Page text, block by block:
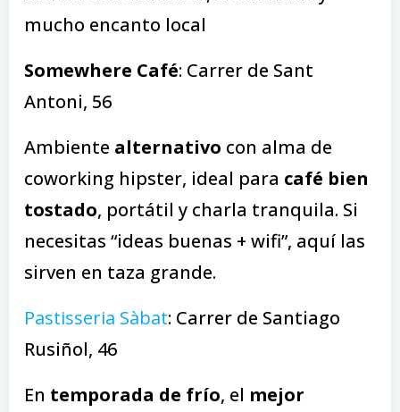
mucho encanto local
Somewhere Café: Carrer de Sant
Antoni, 56
Ambiente alternativo con alma de
coworking hipster, ideal para café bien
tostado, portátil y charla tranquila. Si
necesitas “ideas buenas + wifi”, aquí las
sirven en taza grande.
Pastisseria Sàbat: Carrer de Santiago
Rusiñol, 46
En temporada de frío, el mejor